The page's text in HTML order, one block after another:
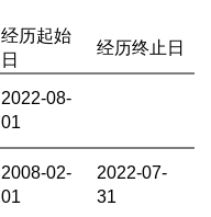
经历起始
日
经历终止日
2022-08-
01
2008-02-
01
2022-07-
31